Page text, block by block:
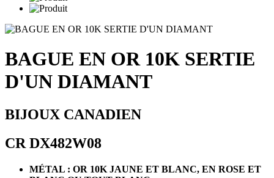
BAGUE EN OR 10K SERTIE
D'UN DIAMANT
BIJOUX CANADIEN
CR DX482W08
MÉTAL : OR 10K JAUNE ET BLANC, EN ROSE ET